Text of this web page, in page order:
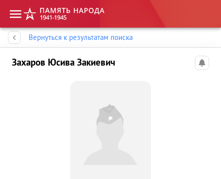
Вернуться к результатам поиска
Захаров Юсива Закиевич
Память народа